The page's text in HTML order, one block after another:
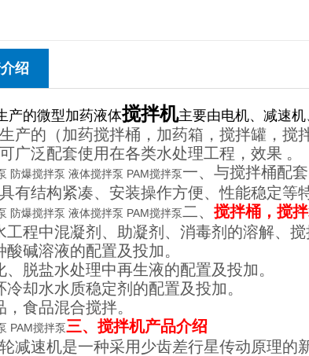
绍
产的微型加药液体搅拌机主要由电机、减速机
产的（加药搅拌桶，加药箱，搅拌罐，搅
广泛配套使用在各类水处理工程，效果 。
防爆搅拌泵 液体搅拌泵 PAM搅拌泵一、与搅拌桶配
有结构紧凑、安装操作方便、性能稳定等
防爆搅拌泵 液体搅拌泵 PAM搅拌泵二、 搅拌桶，搅
工程中混凝剂、助凝剂、消毒剂的溶解、搅
酸碱溶液的配置及投加。
、脱盐水处理中再生液的配置及投加。
冷却水水质稳定剂的配置及投加。
，食品混合搅拌。
PAM搅拌泵三、搅拌机产品介绍
减速机是一种采用少齿差行星传动原理的